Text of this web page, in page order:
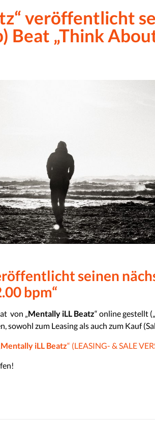
veröffentlicht
Beat „Think
seinen
bpm“
von „Mentally iLL Beatz“ online gestellt
sowohl zum Leasing als auch zum Kauf
Mentally iLL Beatz“ (LEASING- & SALE